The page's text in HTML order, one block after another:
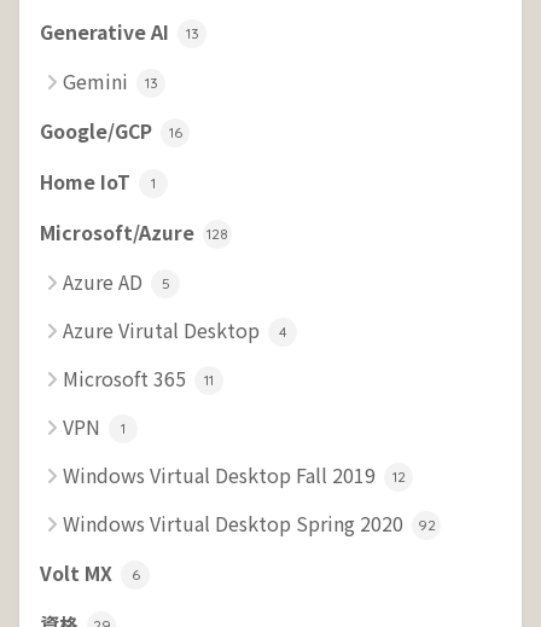
Generative AI 13
Gemini 13
Google/GCP 16
Home IoT 1
Microsoft/Azure 128
Azure AD 5
Azure Virutal Desktop 4
Microsoft 365 11
VPN 1
Windows Virtual Desktop Fall 2019 12
Windows Virtual Desktop Spring 2020 92
Volt MX 6